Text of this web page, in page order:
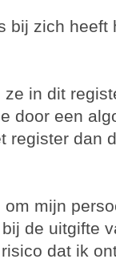
bij zich
in dit
door een
register dan
mijn
de uitgifte
dat ik